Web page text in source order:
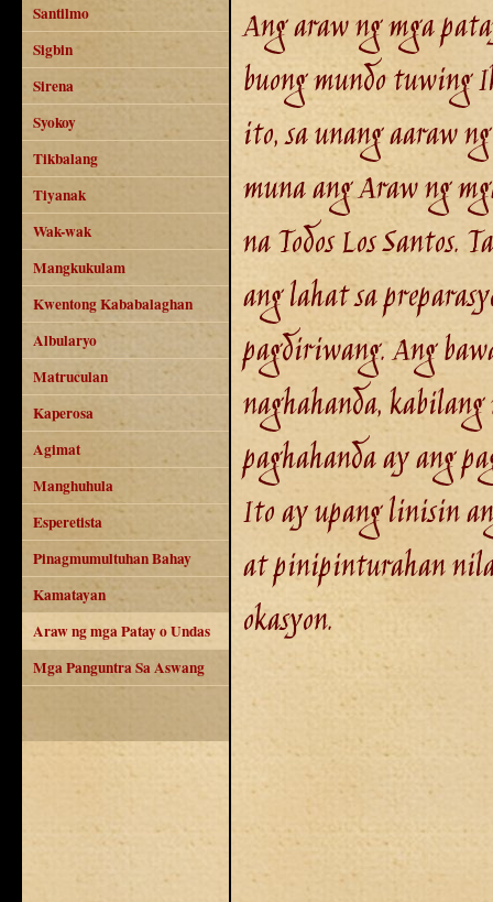
Santilmo
Sigbin
Sirena
Syokoy
Tikbalang
Tiyanak
Wak-wak
Mangkukulam
Kwentong Kababalaghan
Albularyo
Matruculan
Kaperosa
Agimat
Manghuhula
Esperetista
Pinagmumultuhan Bahay
Kamatayan
Araw ng mga Patay o Undas
Mga Panguntra Sa Aswang
Ang araw ng mga
buong mundo tuwing
ito, sa unang aaraw
muna ang Araw ng
na Todos Los Santos.
ang lahat sa
pagdiriwang. Ang
naghahanda,
paghahanda ay ang
Ito ay upang linisin
at pinipinturahan
okasyon.